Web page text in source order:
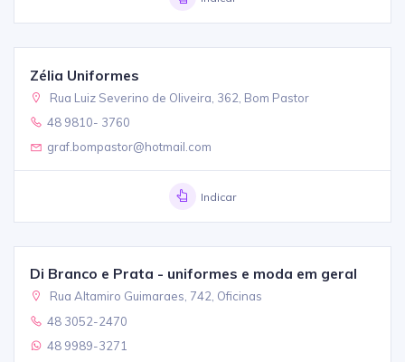
Zélia Uniformes
Rua Luiz Severino de Oliveira, 362, Bom Pastor
48 9810- 3760
graf.bompastor@hotmail.com
Indicar
Di Branco e Prata - uniformes e moda em geral
Rua Altamiro Guimaraes, 742, Oficinas
48 3052-2470
48 9989-3271